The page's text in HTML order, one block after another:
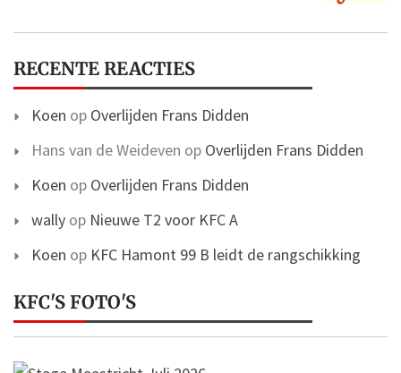
RECENTE REACTIES
Koen op Overlijden Frans Didden
Hans van de Weideven op Overlijden Frans Didden
Koen op Overlijden Frans Didden
wally op Nieuwe T2 voor KFC A
Koen op KFC Hamont 99 B leidt de rangschikking
KFC'S FOTO'S